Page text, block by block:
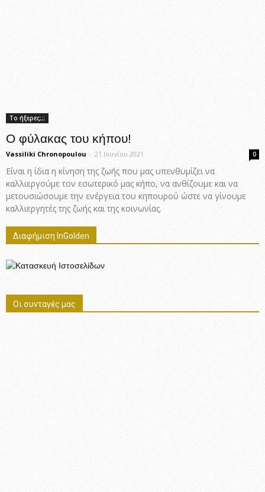
Το ήξερες;;;
Ο φύλακας του κήπου!
Vassiliki Chronopoulou - 21 Ιουνίου 2021 0
Είναι η ίδια η κίνηση της ζωής που μας υπενθυμίζει να
καλλιεργούμε τον εσωτερικό μας κήπο, να ανθίζουμε και να
μετουσιώσουμε την ενέργεια του κηπουρού ώστε να γίνουμε
καλλιεργητές της ζωής και της κοινωνίας.
Διαφήμιση InGolden
Οι συνταγές μας